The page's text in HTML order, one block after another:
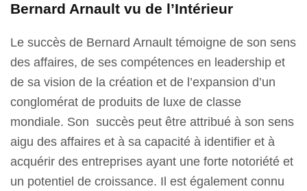
Bernard Arnault vu de l’Intérieur
Le succès de Bernard Arnault témoigne de son sens
des affaires, de ses compétences en leadership et
de sa vision de la création et de l’expansion d’un
conglomérat de produits de luxe de classe
mondiale. Son succès peut être attribué à son sens
aigu des affaires et à sa capacité à identifier et à
acquérir des entreprises ayant une forte notoriété et
un potentiel de croissance. Il est également connu